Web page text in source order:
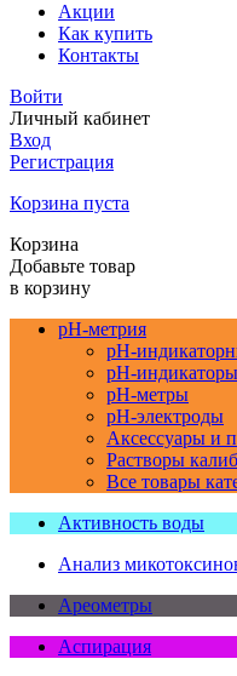
Акции
Как купить
Контакты
Войти
Личный кабинет
Вход
Регистрация
Корзина пуста
Корзина
Добавьте товар
в корзину
pH-метрия
pH-
pH-индикаторы
pH-метры
pH-электроды
Аксессуары и
Растворы
Все товары
Активность воды
Анализ
Ареометры
Аспирация